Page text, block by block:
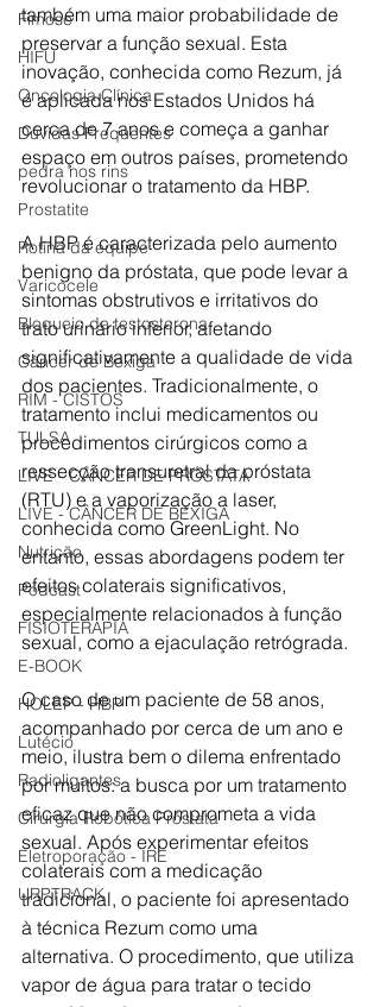
Fimose
HIFU
Oncologia Clínica
Dúvidas Frequentes
pedra nos rins
Prostatite
Rotina da equipe
Varicocele
Bloqueio de testosterona
Câncer de Bexiga
RIM - CISTOS
TULSA
LIVE - CÂNCER DE PRÓSTATA
LIVE - CÂNCER DE BEXIGA
Nutrição
Podcast
FISIOTERAPIA
E-BOOK
HOLEP - HBP
Lutécio
Radioligantes
Cirurgia Robótica Próstata
Eletroporação - IRE
URPTRACK
também uma maior probabilidade de
preservar a função sexual. Esta
inovação, conhecida como Rezum, já
é aplicada nos Estados Unidos há
cerca de 7 anos e começa a ganhar
espaço em outros países, prometendo
revolucionar o tratamento da HBP.
A HBP é caracterizada pelo aumento
benigno da próstata, que pode levar a
sintomas obstrutivos e irritativos do
trato urinário inferior, afetando
significativamente a qualidade de vida
dos pacientes. Tradicionalmente, o
tratamento inclui medicamentos ou
procedimentos cirúrgicos como a
ressecção transuretral da próstata
(RTU) e a vaporização a laser,
conhecida como GreenLight. No
entanto, essas abordagens podem ter
efeitos colaterais significativos,
especialmente relacionados à função
sexual, como a ejaculação retrógrada.
O caso de um paciente de 58 anos,
acompanhado por cerca de um ano e
meio, ilustra bem o dilema enfrentado
por muitos: a busca por um tratamento
eficaz que não comprometa a vida
sexual. Após experimentar efeitos
colaterais com a medicação
tradicional, o paciente foi apresentado
à técnica Rezum como uma
alternativa. O procedimento, que utiliza
vapor de água para tratar o tecido